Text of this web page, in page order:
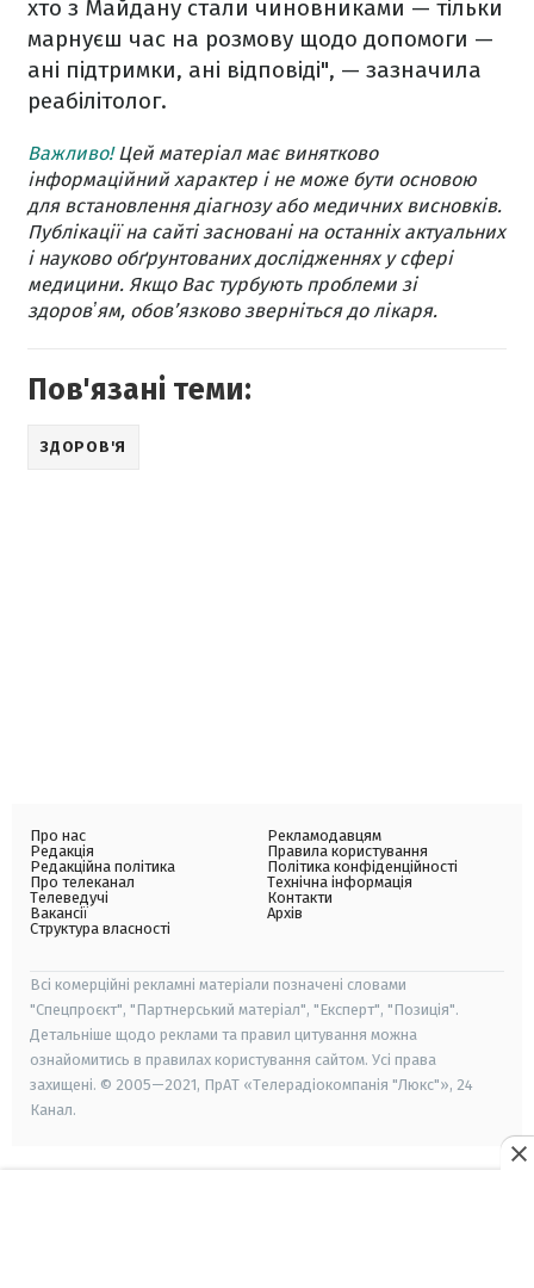
хто з Майдану стали чиновниками — тільки
марнуєш час на розмову щодо допомоги —
ані підтримки, ані відповіді", — зазначила
реабілітолог.
Важливо!Цей матеріал має винятково
інформаційний характер і не може бути основою
для встановлення діагнозу або медичних висновків.
Публікації на сайті засновані на останніх актуальних
і науково обґрунтованих дослідженнях у сфері
медицини. Якщо Вас турбують проблеми зі
здоровʼям, обов’язково зверніться до лікаря.
Пов'язані теми:
ЗДОРОВ'Я
Про нас
Редакція
Редакційна політика
Про телеканал
Телеведучі
Вакансії
Структура власності
Рекламодавцям
Правила користування
Політика конфіденційності
Технічна інформація
Контакти
Архів
Всі комерційні рекламні матеріали позначені словами
"Спецпроєкт", "Партнерський матеріал", "Експерт", "Позиція".
Детальніше щодо реклами та правил цитування можна
ознайомитись в правилах користування сайтом. Усі права
захищені. © 2005—2021, ПрАТ «Телерадіокомпанія "Люкс"», 24
Канал.